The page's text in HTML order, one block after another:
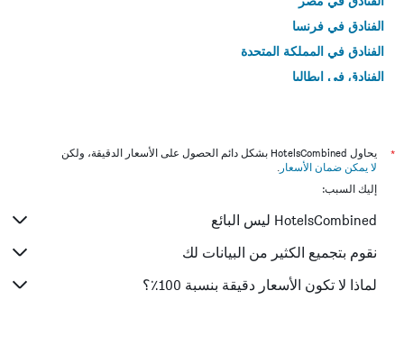
الفنادق في فرنسا
الفنادق في المملكة المتحدة
الفنادق في إيطاليا
*
يحاول HotelsCombined بشكل دائم الحصول على الأسعار الدقيقة، ولكن
لا يمكن ضمان الأسعار .
إليك السبب:
HotelsCombined ليس البائع
نقوم بتجميع الكثير من البيانات لك
لماذا لا تكون الأسعار دقيقة بنسبة 100٪؟